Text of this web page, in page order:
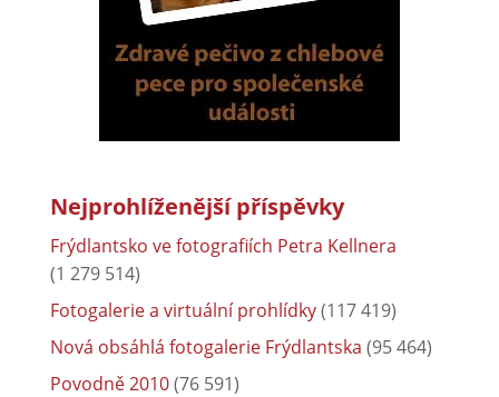
Nejprohlíženější příspěvky
Frýdlantsko ve fotografiích Petra Kellnera
(1 279 514)
Fotogalerie a virtuální prohlídky(117 419)
Nová obsáhlá fotogalerie Frýdlantska (95 464)
Povodně 2010(76 591)